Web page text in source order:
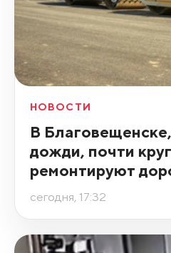
НОВОСТИ
В
дожди, почти
ремонтируют
сегодня, 17:32